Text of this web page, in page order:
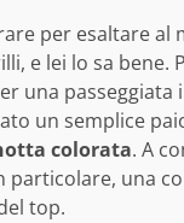
per esaltare al
e lei lo sa bene.
una passeggiata
un semplice
colorata. A
particolare, una
top.